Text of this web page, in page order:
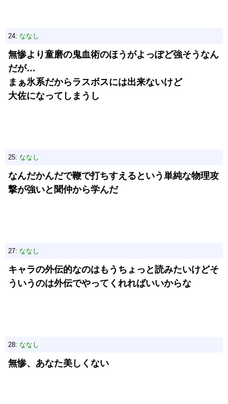
24: ななし
無惨より童磨の鬼血術のほうがよっぽど強そうなん
だが…
まぁ氷系だからラスボスには出来ないけど
大佐になってしまうし
25: ななし
なんだかんだで鞭で打ちすえるという単純な物理攻
撃が強いと聞仲から学んだ
27: ななし
キャラの外伝的なのはもうちょっと読みたいけどそ
ういうのは外伝でやってくれればいいからな
28: ななし
無惨、あなた美しくない